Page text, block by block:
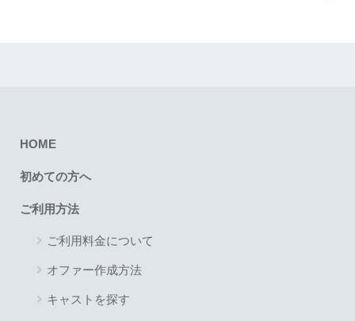
HOME
初めての方へ
ご利用方法
ご利用料金について
オファー作成方法
キャストを探す